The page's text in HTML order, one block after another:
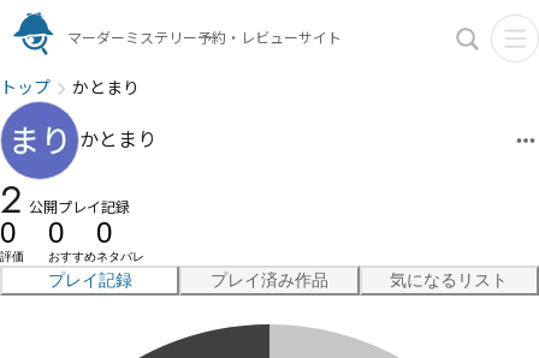
マーダーミステリー予約・レビューサイト
トップ かとまり
かとまり
2 公開プレイ記録
0
評価
0
おすすめ
0
ネタバレ
プレイ記録 プレイ済み作品 気になるリスト